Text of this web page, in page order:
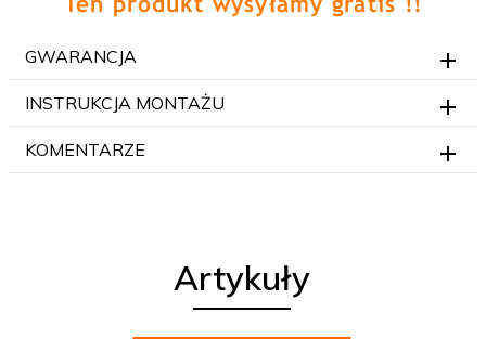
GWARANCJA
INSTRUKCJA MONTAŻU
KOMENTARZE
Artykuły